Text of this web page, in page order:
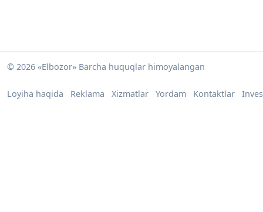
© 2026 «Elbozor» Barcha huquqlar himoyalangan
Loyiha haqida Reklama Xizmatlar Yordam Kontaktlar